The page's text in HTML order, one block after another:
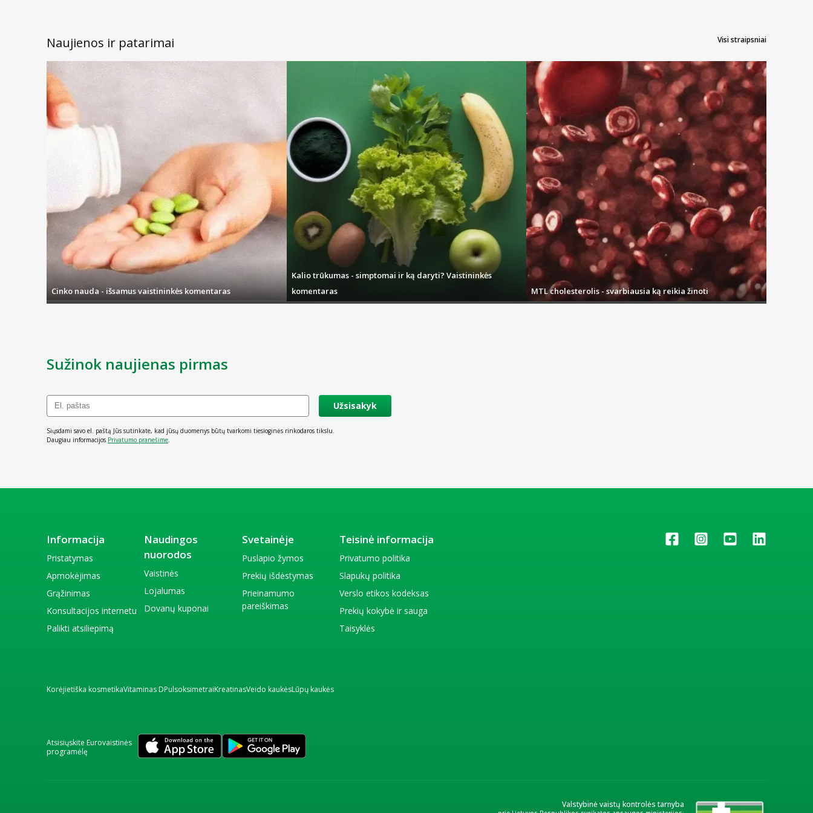
Naujienos ir patarimai Visi straipsniai
Cinko nauda - išsamus vaistininkės komentaras
Kalio trūkumas - simptomai ir ką daryti? Vaistininkės
komentaras
MTL cholesterolis - svarbiausia ką reikia žinoti
Sužinok naujienas pirmas
Užsisakyk
Siųsdami savo el. paštą Jūs sutinkate, kad jūsų duomenys būtų tvarkomi tiesioginės rinkodaros tikslu.
Daugiau informacijos Privatumo pranešime
Informacija
Pristatymas
Apmokėjimas
Grąžinimas
Konsultacijos internetu
Palikti atsiliepimą
Naudingos
nuorodos
Vaistinės
Lojalumas
Dovanų kuponai
Svetainėje
Puslapio žymos
Prekių išdėstymas
Prieinamumo
pareiškimas
Teisinė informacija
Privatumo politika
Slapukų politika
Verslo etikos kodeksas
Prekių kokybė ir sauga
Taisyklės
Korėjietiška kosmetikaVitaminas DPulsoksimetraiKreatinasVeido kaukėsLūpų kaukės
Atsisiųskite Eurovaistinės
programėlę
Valstybinė vaistų kontrolės tarnyba